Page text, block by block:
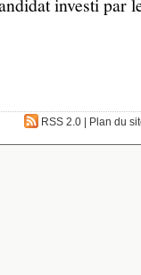
investi par
RSS 2.0 | Plan du